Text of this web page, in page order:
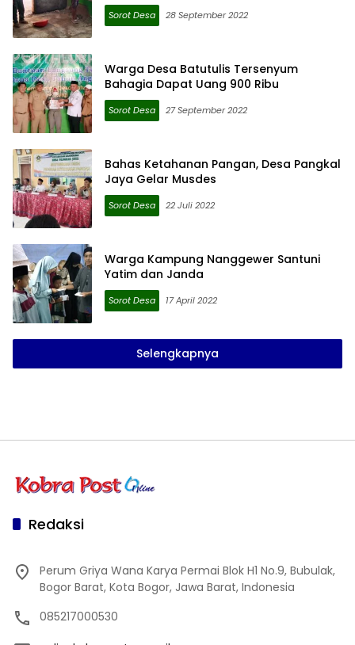
Sorot Desa 28 September 2022
Warga Desa Batutulis Tersenyum
Bahagia Dapat Uang 900 Ribu
Sorot Desa 27 September 2022
Bahas Ketahanan Pangan, Desa Pangkal
Jaya Gelar Musdes
Sorot Desa 22 Juli 2022
Warga Kampung Nanggewer Santuni
Yatim dan Janda
Sorot Desa 17 April 2022
Selengkapnya
Redaksi
Perum Griya Wana Karya Permai Blok H1 No.9, Bubulak,
Bogor Barat, Kota Bogor, Jawa Barat, Indonesia
085217000530